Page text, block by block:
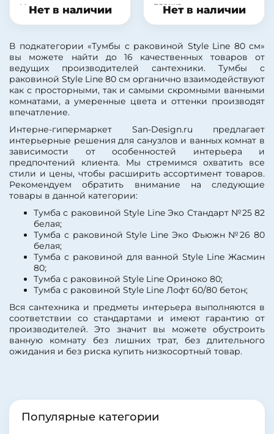
Материал корпуса: сталь
Нет в наличии
пленка
Модель раковины:
Line Andrea Атлантика 80
Коллекция: Атлантика
Страна: Россия
Бельевая корзина: нет
напольный
Цвет: светлое дерево
современный
Покрытие корпуса:
пленка
Покрытие корпуса:
матовое
Форма раковины:
прямоугольная
искусственный мрамор
Материал корпуса:
Нет в наличии
В подкатегории «Тумбы с раковиной Style Line 80 см»
вы можете найти до 16 качественных товаров от
ведущих производителей сантехники. Тумбы с
раковиной Style Line 80 см органично взаимодействуют
как с просторными, так и самыми скромными ванными
комнатами, а умеренные цвета и оттенки производят
впечатление.
Интерне-гипермаркет San-Design.ru предлагает
интерьерные решения для санузлов и ванных комнат в
зависимости от особенностей интерьера и
предпочтений клиента. Мы стремимся охватить все
стили и цены, чтобы расширить ассортимент товаров.
Рекомендуем обратить внимание на следующие
товары в данной категории:
Тумба с раковиной Style Line Эко Стандарт №25 82
белая;
Тумба с раковиной Style Line Эко Фьюжн №26 80
белая;
Тумба c раковиной для ванной Style Line Жасмин
80;
Тумба с раковиной Style Line Ориноко 80;
Тумба с раковиной Style Line Лофт 60/80 бетон;
Вся сантехника и предметы интерьера выполняются в
соответствии со стандартами и имеют гарантию от
производителей. Это значит вы можете обустроить
ванную комнату без лишних трат, без длительного
ожидания и без риска купить низкосортный товар.
Популярные категории